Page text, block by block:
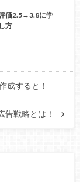
価2.5→3.8に学
方
成すると！
告戦略とは！